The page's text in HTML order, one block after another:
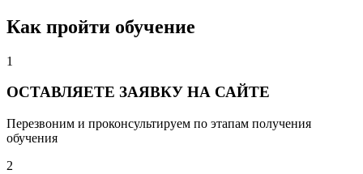
Как пройти обучение
1
ОСТАВЛЯЕТЕ ЗАЯВКУ НА САЙТЕ
Перезвоним и проконсультируем по этапам получения
обучения
2